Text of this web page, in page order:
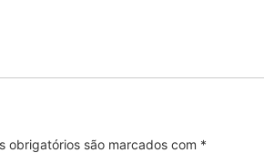
obrigatórios são marcados com *